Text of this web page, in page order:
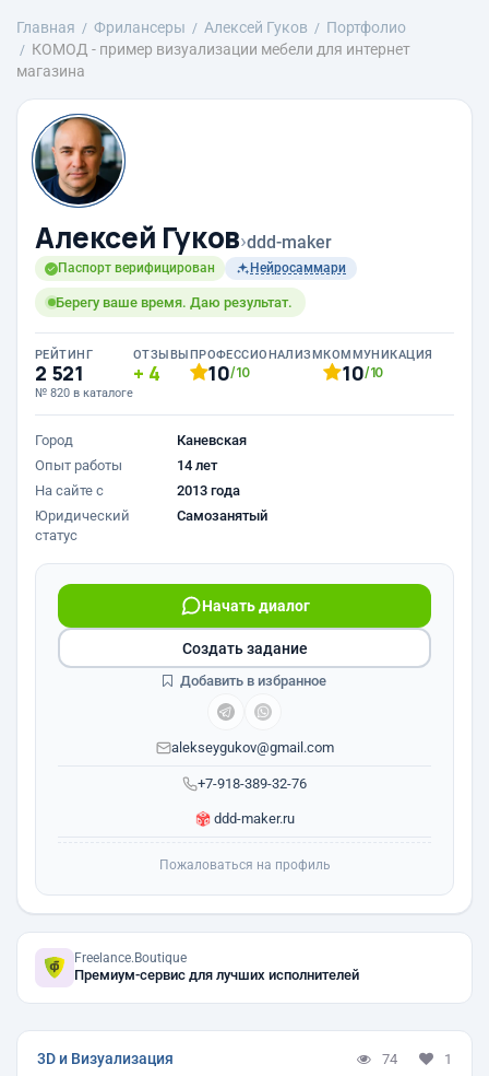
Главная Фрилансеры Алексей Гуков
Портфолио
КОМОД - пример визуализации мебели для интернет
магазина
Алексей Гуков›ddd-maker
Паспорт верифицирован Нейросаммари
Берегу ваше время. Даю результат.
РЕЙТИНГ
2 521
№ 820 в каталоге
ОТЗЫВЫ
4
ПРОФЕССИОНАЛИЗМ
10/10
КОММУНИКАЦИЯ
10/10
Город
Каневская
Опыт работы
14 лет
На сайте с
2013 года
Юридический
статус
Самозанятый
+7-918-389-32-76
Начать диалог
alekseygukov@gmail.com
ddd-maker.ru
Создать задание
Добавить в избранное
Пожаловаться на профиль
Freelance.Boutique
Премиум-сервис для лучших исполнителей
3D и Визуализация 74 1